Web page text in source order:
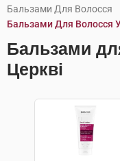
Бальзами Для Волосся
Бальзами Для Волосся У
Бальзами
Церкві